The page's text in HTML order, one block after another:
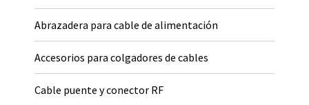
Abrazadera para cable de alimentación
Accesorios para colgadores de cables
Cable puente y conector RF